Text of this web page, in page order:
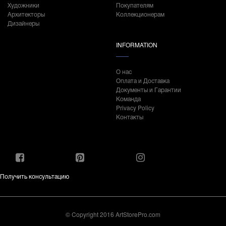
Художники
Архитекторы
Дизайнеры
Покупателям
Коллекционерам
INFORMATION
О нас
Оплата и Доставка
Документы и Гарантии
Команда
Privacy Policy
Контакты
Получить консультацию
© Copyright 2016 ArtStorePro.com